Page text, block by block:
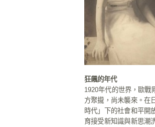
狂飆的年代
1920年代的世界，歐戰
方聚攏，尚未襲來。在
時代」下的社會和平開
育接受新知識與新思潮